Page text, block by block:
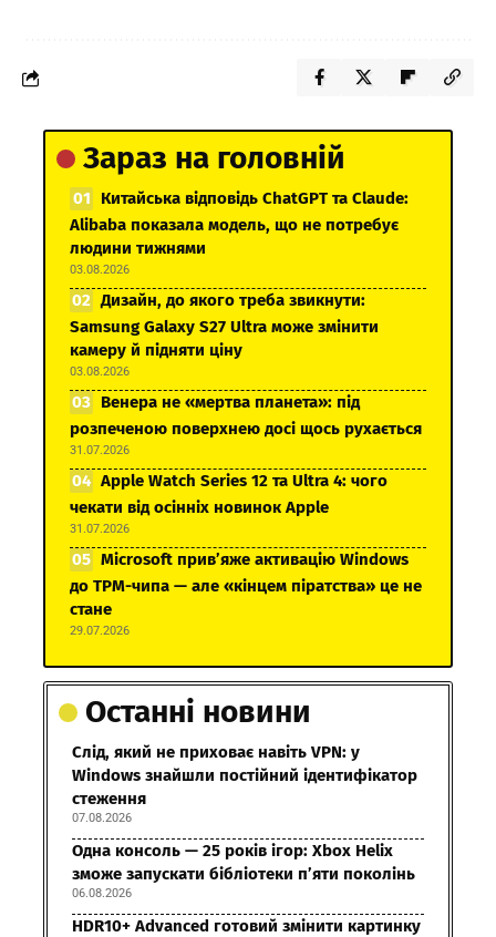
Зараз на головній
Китайська відповідь ChatGPT та Claude:
Alibaba показала модель, що не потребує
людини тижнями
03.08.2026
Дизайн, до якого треба звикнути:
Samsung Galaxy S27 Ultra може змінити
камеру й підняти ціну
03.08.2026
Венера не «мертва планета»: під
розпеченою поверхнею досі щось рухається
31.07.2026
Apple Watch Series 12 та Ultra 4: чого
чекати від осінніх новинок Apple
31.07.2026
Microsoft прив’яже активацію Windows
до TPM-чипа — але «кінцем піратства» це не
стане
29.07.2026
Останні новини
Слід, який не приховає навіть VPN: у
Windows знайшли постійний ідентифікатор
стеження
07.08.2026
Одна консоль — 25 років ігор: Xbox Helix
зможе запускати бібліотеки п’яти поколінь
06.08.2026
HDR10+ Advanced готовий змінити картинку